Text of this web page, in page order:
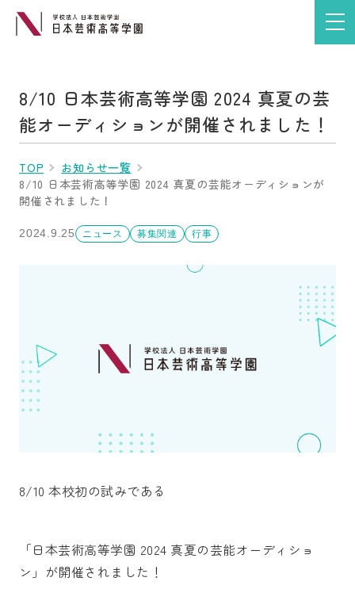
8/10 日本芸術高等学園 2024 真夏の芸
能オーディションが開催されました！
TOP
お知らせ一覧
8/10 日本芸術高等学園 2024 真夏の芸能オーディションが
開催されました！
2024.9.25 ニュース 募集関連 行事
8/10 本校初の試みである
「日本芸術高等学園 2024 真夏の芸能オーディショ
ン」が開催されました！